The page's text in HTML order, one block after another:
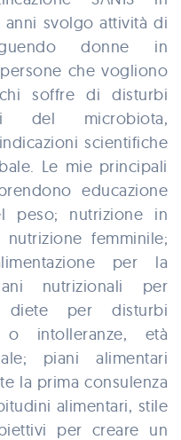
svolgo attività di
donne in
che vogliono
soffre di disturbi
del microbiota,
scientifiche
Le mie principali
educazione
peso; nutrizione in
femminile;
per la
nutrizionali per
diete per disturbi
o intolleranze, età
piani alimentari
la prima consulenza
alimentari, stile
per creare un